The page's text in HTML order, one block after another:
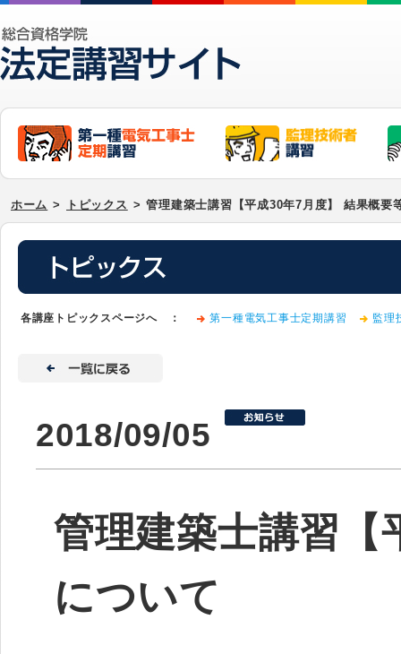
ホーム > トピックス > 管理建築士講習【平成30年7月度】 結果概要
各講座トピックスページへ ： 第一種電気工事士定期講習 監理
2018/09/05
管理建築士講習【
について